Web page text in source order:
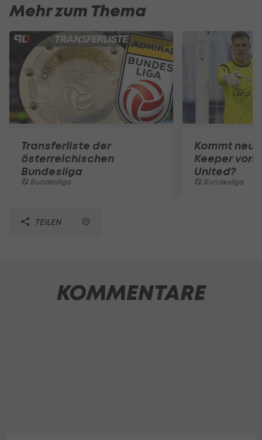
Mehr zum Thema
Transferliste der
österreichischen
Bundesliga
Bundesliga
Kommt
Keeper von
United?
Bundesliga
TEILEN
KOMMENTARE